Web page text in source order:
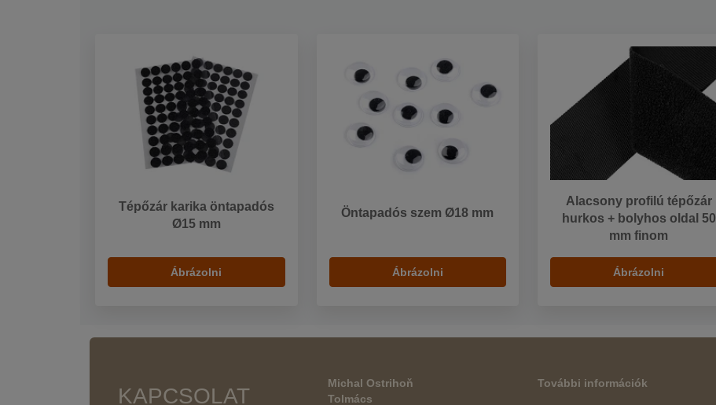
Tépőzár karika öntapadós
Ø15 mm
Ábrázolni
Öntapadós szem Ø18 mm
Ábrázolni
Alacsony profilú tépőzár
hurkos + bolyhos oldal 50
mm finom
Ábrázolni
KAPCSOLAT
Michal Ostrihoň
Tolmács
További információk